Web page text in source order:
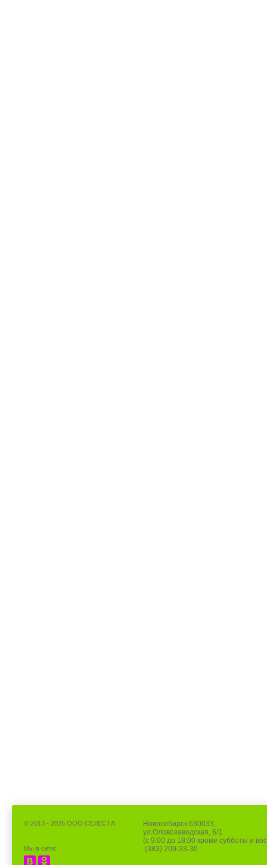
© 2013 - 2026 ООО СЕЛЕСТА
Мы в сети:
Новосибирск 630033,
ул.Оловозаводская, 6/1
(с 9:00 до 18:00 кроме субботы и
(383) 209-33-30